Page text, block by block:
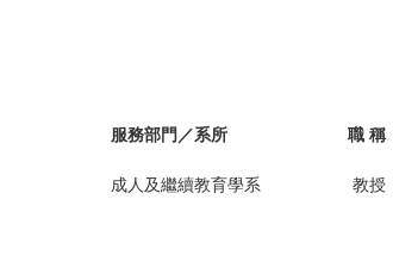
服務部門／系所 職 稱
成人及繼續教育學系 教授